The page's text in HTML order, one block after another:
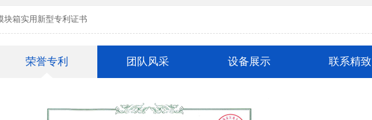
块箱实用新型专利证书
荣誉专利 团队风采 设备展示 联系精致